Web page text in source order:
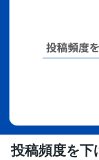
投稿頻度を下